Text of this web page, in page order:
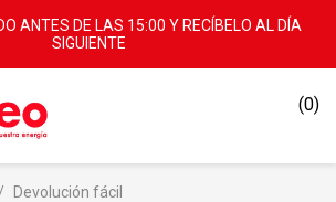
ANTES DE LAS 15:00 Y RECÍBELO AL DÍA
SIGUIENTE
(0)
Devolución fácil